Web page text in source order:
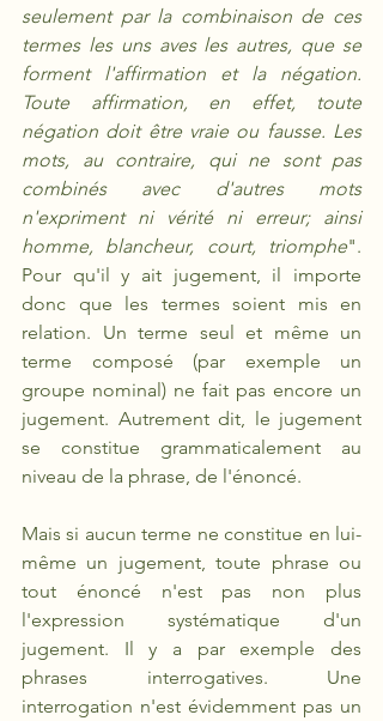
seulement par la combinaison de ces
termes les uns aves les autres, que se
forment l'affirmation et la négation.
Toute affirmation, en effet, toute
négation doit être vraie ou fausse. Les
mots, au contraire, qui ne sont pas
combinés avec d'autres mots
n'expriment ni vérité ni erreur; ainsi
homme, blancheur, court, triomphe".
Pour qu'il y ait jugement, il importe
donc que les termes soient mis en
relation. Un terme seul et même un
terme composé (par exemple un
groupe nominal) ne fait pas encore un
jugement. Autrement dit, le jugement
se constitue grammaticalement au
niveau de la phrase, de l'énoncé.
Mais si aucun terme ne constitue en lui-
même un jugement, toute phrase ou
tout énoncé n'est pas non plus
l'expression systématique d'un
jugement. Il y a par exemple des
phrases interrogatives. Une
interrogation n'est évidemment pas un